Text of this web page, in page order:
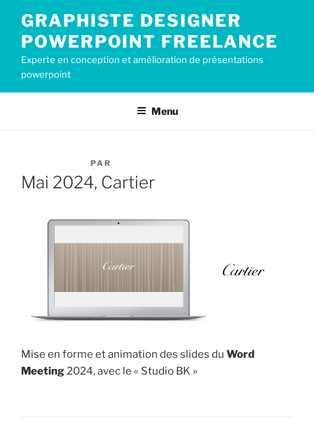
contenu
principal
GRAPHISTE DESIGNER
POWERPOINT FREELANCE
Experte en conception et amélioration de présentations
powerpoint
Menu
LE
PAR
Mai 2024, Cartier
Mise en forme et animation des slides du Word
Meeting2024, avec le « Studio BK »